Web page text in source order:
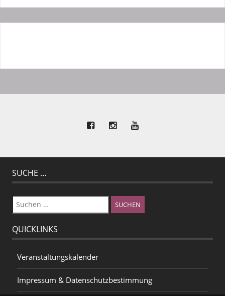
SUCHE …
Suchen
nach:
QUICKLINKS
Veranstaltungskalender
Impressum & Datenschutzbestimmung